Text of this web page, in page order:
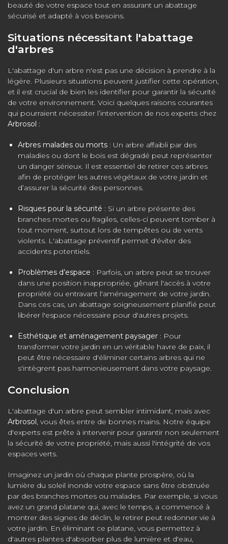
beauté de votre espace tout en assurant un abattage
sécurisé et adapté à vos besoins.
Situations nécessitant l'abattage
d'arbres
L'abattage d'un arbre n'est pas une décision à prendre à la
légère. Plusieurs situations peuvent justifier cette opération,
et il est crucial de bien les identifier pour garantir la sécurité
de votre environnement. Voici quelques raisons courantes
qui pourraient nécessiter l’intervention de nos experts chez
Arbrosol :
Arbres malades ou morts : Un arbre affaibli par des
maladies ou dont le bois est dégradé peut représenter
un danger sérieux. Il est essentiel de retirer ces arbres
afin de protéger les autres végétaux de votre jardin et
d’assurer la sécurité des personnes.
Risques pour la sécurité : Si un arbre présente des
branches mortes ou fragiles, celles-ci peuvent tomber à
tout moment, surtout lors de tempêtes ou de vents
violents. L'abattage préventif permet d'éviter des
accidents potentiels.
Problèmes d’espace : Parfois, un arbre peut se trouver
dans une position inappropriée, gênant l'accès à votre
propriété ou entravant l'aménagement de votre jardin.
Dans ces cas, un abattage soigneusement planifié peut
libérer l'espace nécessaire pour d'autres projets.
Esthétique et aménagement paysager : Pour
transformer votre jardin en un véritable havre de paix, il
peut être nécessaire d'éliminer certains arbres qui ne
s'intègrent pas harmonieusement dans votre paysage.
Conclusion
L'abattage d'un arbre peut sembler intimidant, mais avec
Arbrosol, vous êtes entre de bonnes mains. Notre équipe
d'experts est prête à intervenir pour garantir non seulement
la sécurité de votre propriété, mais aussi l'intégrité de vos
espaces verts.
Imaginez un jardin où chaque plante prospère, où la
lumière du soleil inonde votre espace sans être obstruée
par des branches mortes ou malades. Par exemple, si vous
avez un grand platane qui, avec le temps, a commencé à
montrer des signes de déclin, le retirer peut redonner vie à
votre jardin. En éliminant ce platane, vous permettez à
d'autres plantes d'absorber plus de lumière et d'eau,